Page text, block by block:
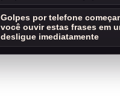
Golpes por telefone
você ouvir estas frases em
desligue imediatamente